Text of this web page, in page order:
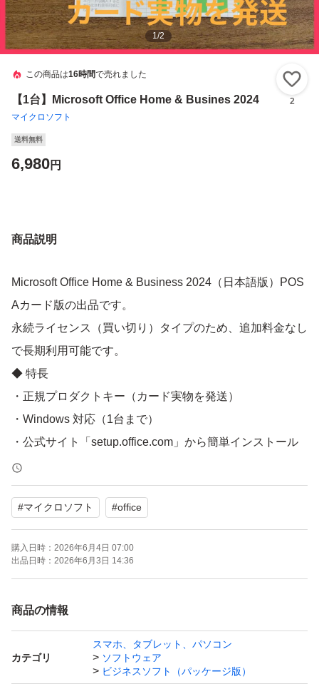
1/2
この商品は16時間で売れました
【1台】Microsoft Office Home & Busines 2024
マイクロソフト
2
送料無料
6,980円
商品説明
Microsoft Office Home & Business 2024（日本語版）POS
Aカード版の出品です。
永続ライセンス（買い切り）タイプのため、追加料金なし
で長期利用可能です。
◆ 特長
・正規プロダクトキー（カード実物を発送）
・Windows 対応（1台まで）
・公式サイト「setup.office.com」から簡単インストール
・電話認証のみに対応 ※専用サポートにより、自動認証
システムを利用してスムーズに認証可能（お客様ご自身で
の電話対応は不要です）
・再インストール可能
◆ 内容物
・未使用未開封 POSAカード（写真のカードを発送しま
す）
◆ 発送・サポート
お支払い確認後、24時間以内に発送いたします。
#マイクロソフト #office
購入日時： 2026年6月4日 07:00
出品日時： 2026年6月3日 14:36
商品の情報
カテゴリ
スマホ、タブレット、パソコン
ソフトウェア
ビジネスソフト（パッケージ版）